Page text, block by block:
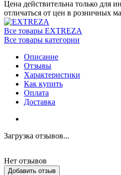
Цена действительна только для
отличаться от цен в розничных
Все товары EXTREZA
Все товары категории
Описание
Отзывы
Характеристики
Как купить
Оплата
Доставка
Загрузка отзывов...
Нет отзывов
Добавить отзыв